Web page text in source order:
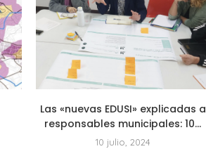
Las «nuevas EDUSI» explicadas a
responsables municipales: 10...
10 julio, 2024